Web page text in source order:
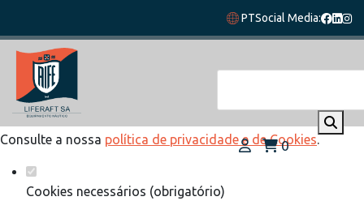
Defina as suas preferências de cookies
para este website.
Este website utiliza cookies estritamente necessários,
analíticos e funcionais, para lhe oferecer uma boa experiência
de navegação e acesso a todas as funcionalidades.
Consulte a nossa política de privacidade e de Cookies.
Cookies necessários (obrigatório)
PTSocial Media:
0